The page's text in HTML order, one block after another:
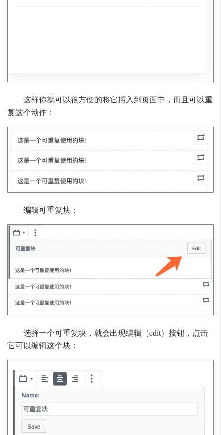
这样你就可以很方便的将它插入到页面中，而且可以重
复这个动作：
编辑可重复块：
选择一个可重复块，就会出现编辑（edit）按钮，点击
它可以编辑这个块：